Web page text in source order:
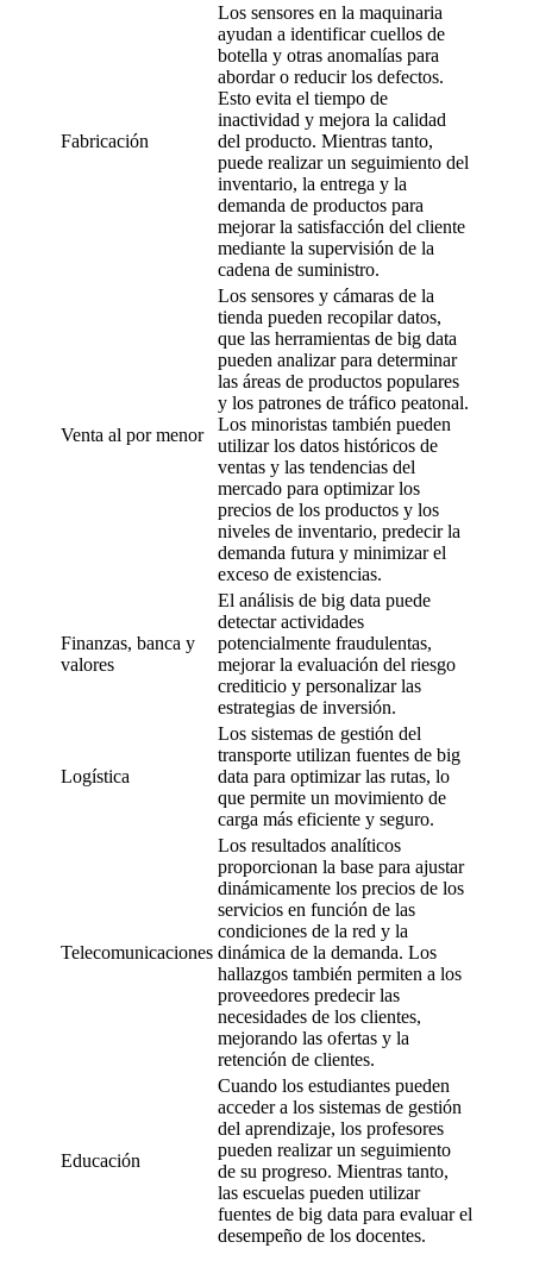
Fabricación
Los sensores en la maquinaria
ayudan a identificar cuellos de
botella y otras anomalías para
abordar o reducir los defectos.
Esto evita el tiempo de
inactividad y mejora la calidad
del producto. Mientras tanto,
puede realizar un seguimiento del
inventario, la entrega y la
demanda de productos para
mejorar la satisfacción del cliente
mediante la supervisión de la
cadena de suministro.
Venta al por menor
Los sensores y cámaras de la
tienda pueden recopilar datos,
que las herramientas de big data
pueden analizar para determinar
las áreas de productos populares
y los patrones de tráfico peatonal.
Los minoristas también pueden
utilizar los datos históricos de
ventas y las tendencias del
mercado para optimizar los
precios de los productos y los
niveles de inventario, predecir la
demanda futura y minimizar el
exceso de existencias.
Finanzas, banca y
valores
El análisis de big data puede
detectar actividades
potencialmente fraudulentas,
mejorar la evaluación del riesgo
crediticio y personalizar las
estrategias de inversión.
Logística
Los sistemas de gestión del
transporte utilizan fuentes de big
data para optimizar las rutas, lo
que permite un movimiento de
carga más eficiente y seguro.
Telecomunicaciones
Los resultados analíticos
proporcionan la base para ajustar
dinámicamente los precios de los
servicios en función de las
condiciones de la red y la
dinámica de la demanda. Los
hallazgos también permiten a los
proveedores predecir las
necesidades de los clientes,
mejorando las ofertas y la
retención de clientes.
Educación
Cuando los estudiantes pueden
acceder a los sistemas de gestión
del aprendizaje, los profesores
pueden realizar un seguimiento
de su progreso. Mientras tanto,
las escuelas pueden utilizar
fuentes de big data para evaluar el
desempeño de los docentes.